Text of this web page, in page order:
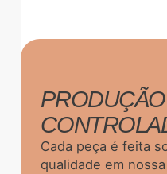
PRODUÇÃO
Cada peça é feita
qualidade em